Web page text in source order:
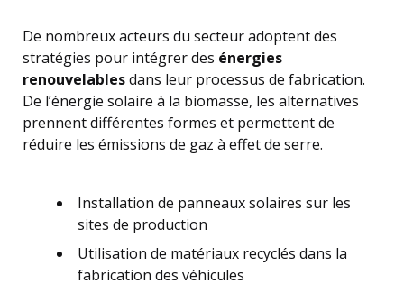
De nombreux acteurs du secteur adoptent des
stratégies pour intégrer des énergies
renouvelablesdans leur processus de fabrication.
De l’énergie solaire à la biomasse, les alternatives
prennent différentes formes et permettent de
réduire les émissions de gaz à effet de serre.
Installation de panneaux solaires sur les
sites de production
Utilisation de matériaux recyclés dans la
fabrication des véhicules